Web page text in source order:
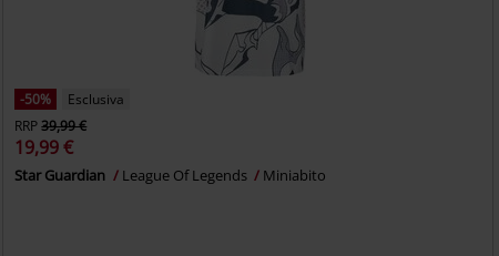
-50%
Esclusiva
RRP39,99 €
19,99 €
Star Guardian League Of Legends Miniabito